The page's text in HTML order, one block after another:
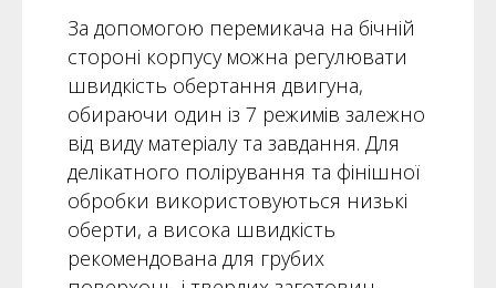
За допомогою перемикача на бічній
стороні корпусу можна регулювати
швидкість обертання двигуна,
обираючи один із 7 режимів залежно
від виду матеріалу та завдання. Для
делікатного полірування та фінішної
обробки використовуються низькі
оберти, а висока швидкість
рекомендована для грубих